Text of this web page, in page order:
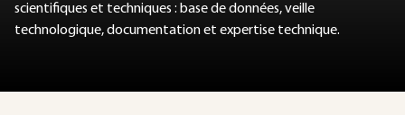
scientifiques et techniques : base de données, veille
technologique, documentation et expertise technique.